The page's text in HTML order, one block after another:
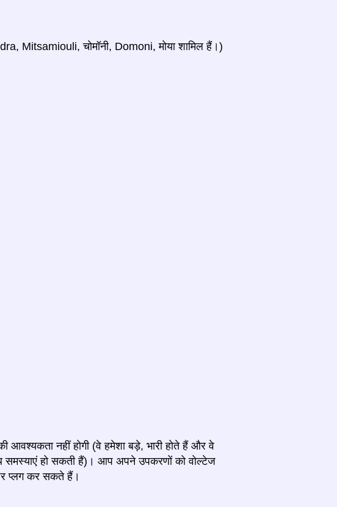
Mitsamiouli, चोमॉनी, Domoni, मोया शामिल हैं।)
आवश्यकता नहीं होगी (वे हमेशा बड़े, भारी होते हैं और वे
समस्याएं हो सकती हैं)। आप अपने उपकरणों को वोल्टेज
प्लग कर सकते हैं।